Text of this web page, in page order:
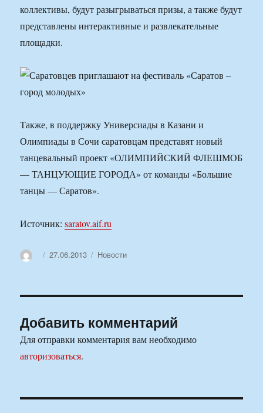
коллективы, будут разыгрываться призы, а также будут
представлены интерактивные и развлекательные
площадки.
Также, в поддержку Универсиады в Казани и
Олимпиады в Сочи саратовцам представят новый
танцевальный проект «ОЛИМПИЙСКИЙ ФЛЕШМОБ
— ТАНЦУЮЩИЕ ГОРОДА» от команды «Большие
танцы — Саратов».
Источник:saratov.aif.ru
АвторОпубликовано
27.06.2013 Рубрики
Новости
Добавить комментарий
Для отправки комментария вам необходимо
авторизоваться.